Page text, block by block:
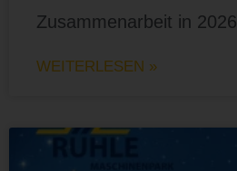
Zusammenarbeit in 2026
WEITERLESEN »